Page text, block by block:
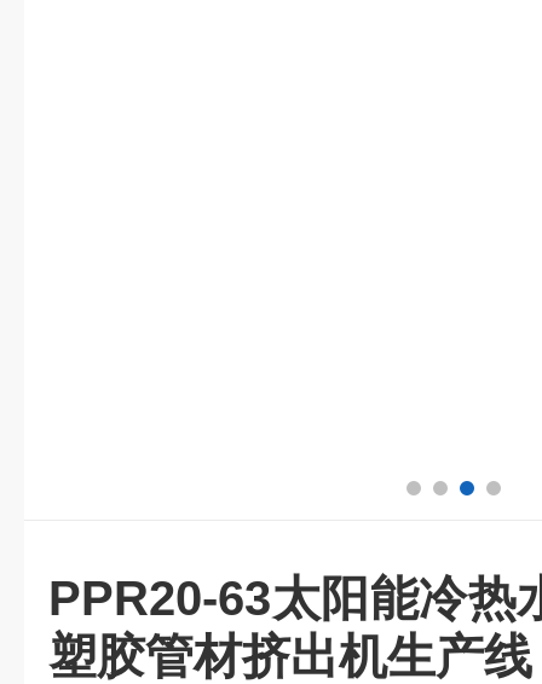
PPR20-63太阳能冷热
塑胶管材挤出机生产线